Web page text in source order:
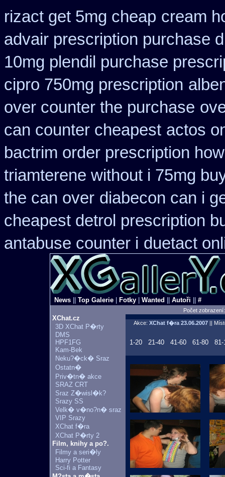
rizact get 5mg cheap cream
advair prescription purchase
10mg plendil purchase
cipro 750mg prescription
over counter the purchase
can counter cheapest actos
bactrim order prescription
triamterene without i 75mg
the can over diabecon can i
cheapest detrol prescription
antabuse counter i duetact
News Top Galerie Fotky Wanted Autoři #
Počet
XChat.cz
3D XChat P�rty
DMS
HPF1FG
Kam-Bek
Neku?�ck� Sraz
Ostatn�
Priv�tn� akce
SRAZ CRT
Sraz Z�wisl�k?
Srazy SS
Velk� v�no?n� sraz
VIP Srazy
XChat f�ra
XChat P�rty 2
Film, knihy a po?.
Filmy a seri�ly
Harry Potter
Sci-fi a Fantasy
Akce: XChat f�ra23.06.2007||
1-20 21-40 41-60 61-80 81-